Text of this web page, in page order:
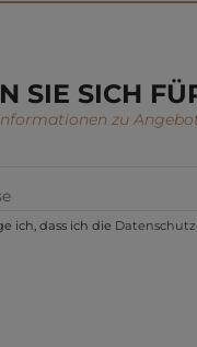
SIE SICH
zu
ich, dass ich die